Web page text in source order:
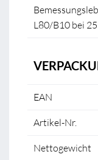
L80/B10 bei 25
EAN
Artikel-Nr.
Nettogewicht